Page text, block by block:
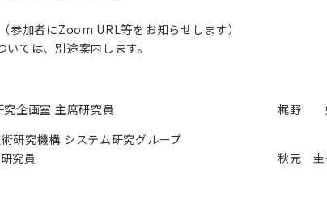
参加者にZoom URL等をお知らせします）
ては、別途案内します。
究企画室 主席研究員
梶野
研究機構 システム研究グループ
究員
秋元 圭